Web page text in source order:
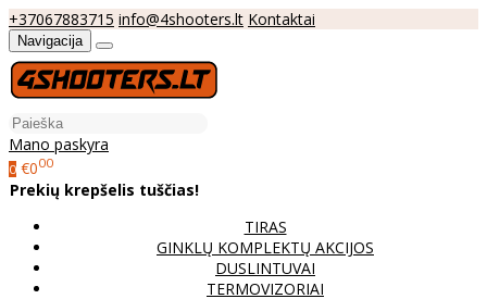
+37067883715 info@4shooters.lt Kontaktai
Navigacija
Mano paskyra
0 €000
Prekių krepšelis tuščias!
TIRAS
GINKLŲ KOMPLEKTŲ AKCIJOS
DUSLINTUVAI
TERMOVIZORIAI